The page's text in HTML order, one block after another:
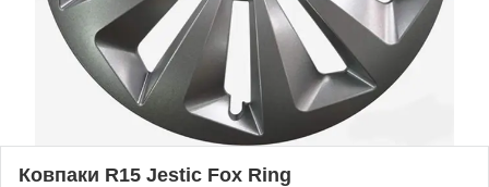
Ковпаки R15 Jestic Fox Ring